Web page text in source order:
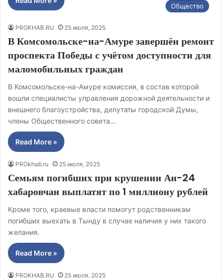
Общество
PROKHAB.RU 25 июля, 2025
В Комсомольске-на-Амуре завершён ремонт
проспекта Победы с учётом доступности для
маломобильных граждан
В Комсомольске-на-Амуре комиссия, в состав которой
вошли специалисты управления дорожной деятельности и
внешнего благоустройства, депутаты городской Думы,
члены Общественного совета…
Read More »
PROkhab.ru 25 июля, 2025
Семьям погибших при крушении Ан-24
хабаровчан выплатят по 1 миллиону рублей
Кроме того, краевые власти помогут родственникам
погибших выехать в Тынду в случае наличия у них такого
желания.
Read More »
PROKHAB.RU 25 июля, 2025